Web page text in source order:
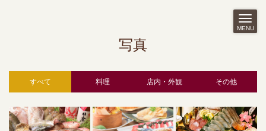
MENU
写真
すべて 料理 店内・外観 その他